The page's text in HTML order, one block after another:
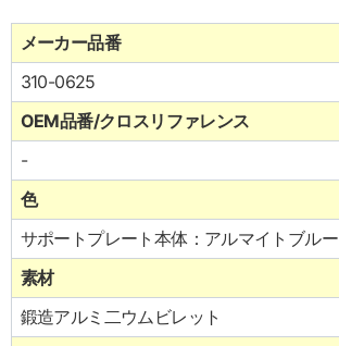
メーカー品番
310-0625
OEM品番/クロスリファレンス
-
色
サポートプレート本体：アルマイトブルー
素材
鍛造アルミ二ウムビレット